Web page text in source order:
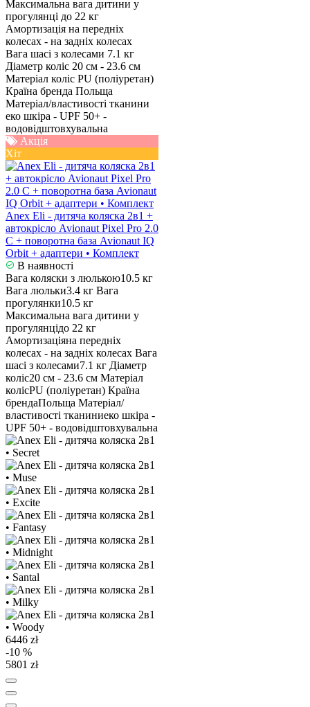
Максимальна вага дитини у
прогулянці до 22 кг
Амортизація на передніх
колесах - на задніх колесах
Вага шасі з колесами 7.1 кг
Діаметр коліс 20 см - 23.6 см
Матеріал коліс PU (поліуретан)
Країна бренда Польща
Матеріал/властивості тканини
еко шкіра - UPF 50+ -
водовідштовхувальна
Акція
Хіт
Anex Eli - дитяча коляска 2в1 +
автокрісло Avionaut Pixel Pro 2.0
C + поворотна база Avionaut IQ
Orbit + адаптери • Комплект
В наявності
Вага коляски з люлькою10.5 кг
Вага люльки3.4 кг Вага
прогулянки10.5 кг
Максимальна вага дитини у
прогулянцідо 22 кг
Амортизаціяна передніх
колесах - на задніх колесах Вага
шасі з колесами7.1 кг Діаметр
коліс20 см - 23.6 см Матеріал
колісPU (поліуретан) Країна
брендаПольща Матеріал/
властивості тканиниеко шкіра -
UPF 50+ - водовідштовхувальна
6446 zł
-10 %
5801 zł